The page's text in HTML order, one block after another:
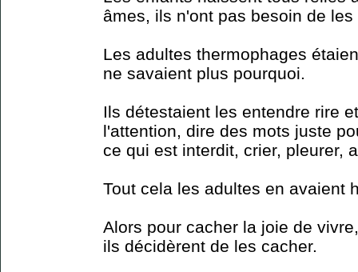
âmes, ils n'ont pas besoin de les
Les adultes thermophages
ne savaient plus pourquoi.
Ils détestaient les entendre rire
l'attention, dire des mots juste
ce qui est interdit, crier, pleurer,
Tout cela les adultes en avaient
Alors pour cacher la joie de
ils décidèrent de les cacher.